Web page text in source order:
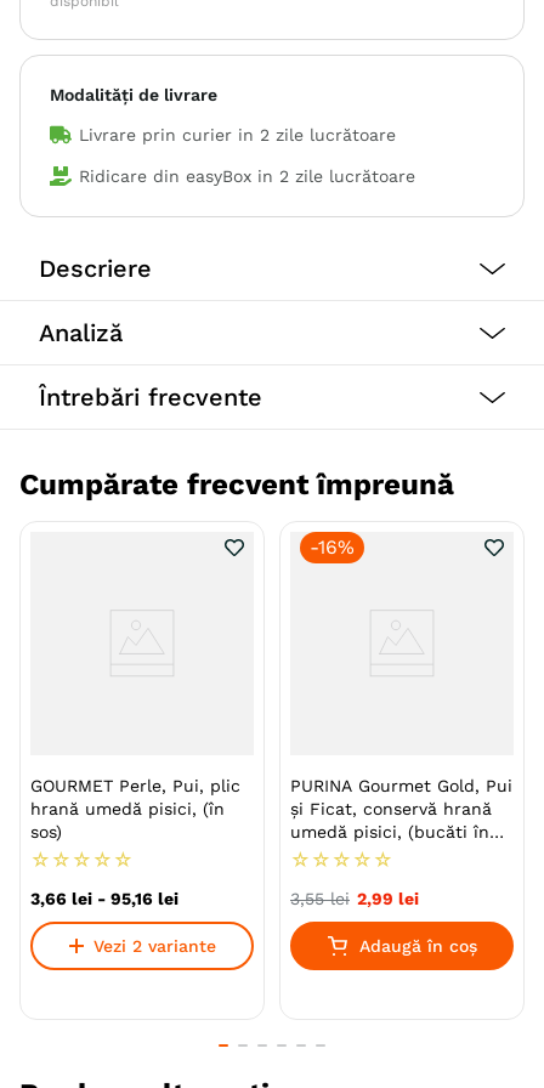
Modalități de livrare
Livrare prin curier in 2 zile lucrătoare
Ridicare din easyBox in 2 zile lucrătoare
Descriere
Hrană completă premium pentru pisici. Formulă de pui
făcută cu ingrediente naturale pentru o alimentație
sănătoasă zilnică a pisicilor.
Mâncare extra gustoasă și savuroasă
Recomandat de
Da
Specie Pisici
Giant (XL)
Analiză
Întrebări frecvente
Cumpărate frecvent împreună
GOURMET Perle, Pui, plic
hrană umedă pisici, (în
sos)
☆ ☆ ☆ ☆ ☆
3,66 lei - 95,16 lei
Vezi 2 variante
-16%
PURINA Gourmet Gold, Pui
și Ficat, conservă hrană
umedă pisici, (bucăti în
sos), 85g
☆ ☆ ☆ ☆ ☆
3,55 lei 2,99 lei
Adaugă în coș